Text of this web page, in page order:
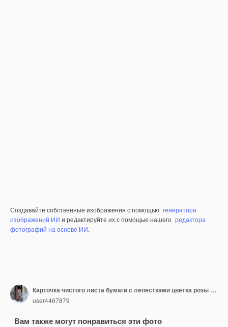
Создавайте собственные изображения с помощью генератора
изображений ИИ и редактируйте их с помощью нашего редактора
фотографий на основе ИИ.
Карточка чистого листа бумаги с лепестками цветка розы на предпосылке пастельного пинка.
user4467879
Вам также могут понравиться эти фото